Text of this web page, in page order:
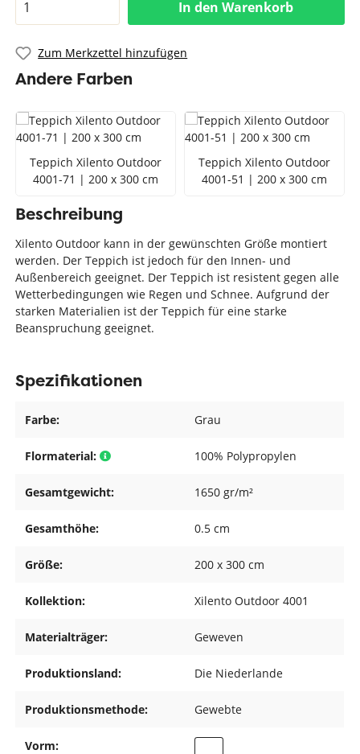
In den Warenkorb
Zum Merkzettel hinzufügen
Andere Farben
Teppich Xilento Outdoor
4001-71 | 200 x 300 cm
Teppich Xilento Outdoor
4001-51 | 200 x 300 cm
Beschreibung
Xilento Outdoor kann in der gewünschten Größe montiert
werden. Der Teppich ist jedoch für den Innen- und
Außenbereich geeignet. Der Teppich ist resistent gegen alle
Wetterbedingungen wie Regen und Schnee. Aufgrund der
starken Materialien ist der Teppich für eine starke
Beanspruchung geeignet.
Spezifikationen
Farbe: Grau
Flormaterial: 100% Polypropylen
Gesamtgewicht: 1650 gr/m²
Gesamthöhe: 0.5 cm
Größe: 200 x 300 cm
Kollektion: Xilento Outdoor 4001
Materialträger: Geweven
Produktionsland: Die Niederlande
Produktionsmethode: Gewebte
Vorm: